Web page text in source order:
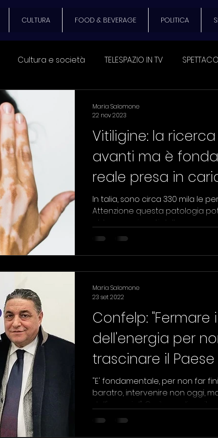
CULTURA FOOD & BEVERAGE POLITICA
Cultura e società TELESPAZIO IN TV
Festival Pub Italia DAMMI UNA ZAMPA
SANITA' Trasporto pubblico e privato
VIDEO DEL GIORNO TURISMO VIABILITA'
CALCIO
Vitiligine: la
avanti ma è
reale presa in
pazienti
In talia, sono circa 330 mila le
Attenzione questa patologia
abbassare i costi delle cure.
Maria Salomone
22 nov 2023
Confelp: "Fermare
dell'energia per
trascinare il Paese
baratro"
"E' fondamentale, per non far
baratro, intervenire non oggi,
dell'energia!". Così esordisce il...
Maria Salomone
23 set 2022